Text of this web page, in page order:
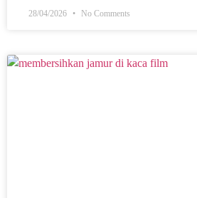
28/04/2026 No Comments